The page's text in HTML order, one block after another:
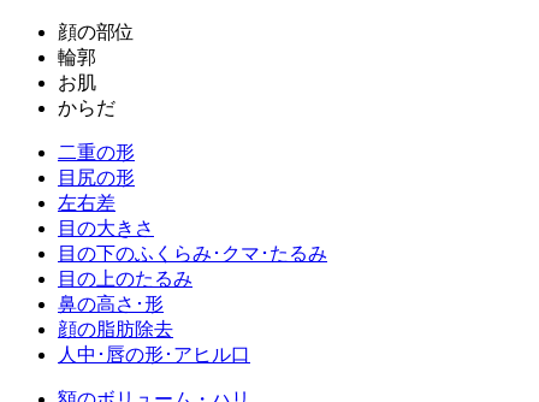
顔の部位
輪郭
お肌
からだ
二重の形
目尻の形
左右差
目の大きさ
目の下のふくらみ･クマ･たるみ
目の上のたるみ
鼻の高さ･形
顔の脂肪除去
人中･唇の形･アヒル口